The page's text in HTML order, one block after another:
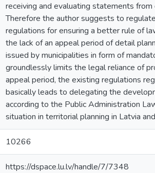
receiving and evaluating statements
Therefore the author suggests to
regulations for ensuring a better rule of
the lack of an appeal period of detail
issued by municipalities in form of
groundlessly limits the legal reliance of
appeal period, the existing regulations
basically leads to delegating the
according to the Public Administration
situation in territorial planning in Latvia
10266
https://dspace.lu.lv/handle/7/7348